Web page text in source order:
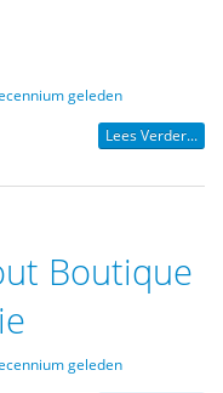
geleden
Lees Verder...
Boutique
geleden